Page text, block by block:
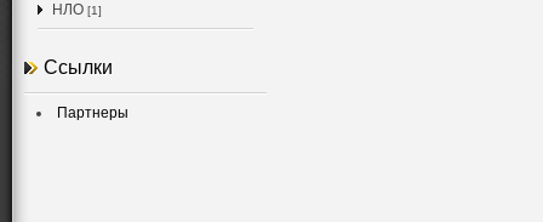
НЛО [1]
Ссылки
Партнеры